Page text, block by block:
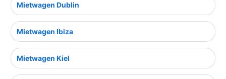
Mietwagen Dublin
Mietwagen Ibiza
Mietwagen Kiel